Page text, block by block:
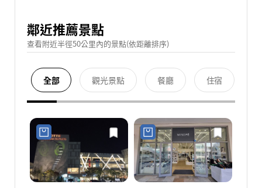
鄰近推薦景點
查看附近半徑50公里內的景點(依距離排序)
全部 觀光景點 餐廳 住宿